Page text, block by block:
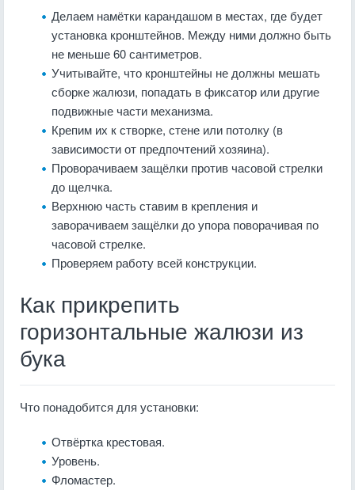
Делаем намётки карандашом в местах, где будет
установка кронштейнов. Между ними должно быть
не меньше 60 сантиметров.
Учитывайте, что кронштейны не должны мешать
сборке жалюзи, попадать в фиксатор или другие
подвижные части механизма.
Крепим их к створке, стене или потолку (в
зависимости от предпочтений хозяина).
Проворачиваем защёлки против часовой стрелки
до щелчка.
Верхнюю часть ставим в крепления и
заворачиваем защёлки до упора поворачивая по
часовой стрелке.
Проверяем работу всей конструкции.
Как прикрепить
горизонтальные жалюзи из
бука
Что понадобится для установки:
Отвёртка крестовая.
Уровень.
Фломастер.